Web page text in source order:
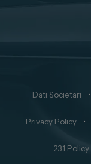
Dati Societari •
Privacy Policy •
231 Policy